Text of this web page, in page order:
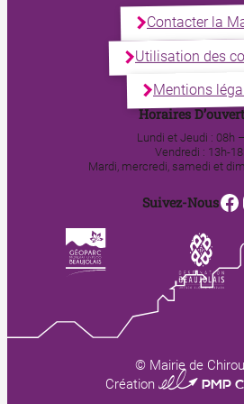
Contacter la
Utilisation des
Mentions
Horaires
Lundi et Jeudi : 08h
Vendredi : 13h-
Mardi, mercredi, samedi et
Suivez-Nous
© Mairie de
Création 0123 PMP